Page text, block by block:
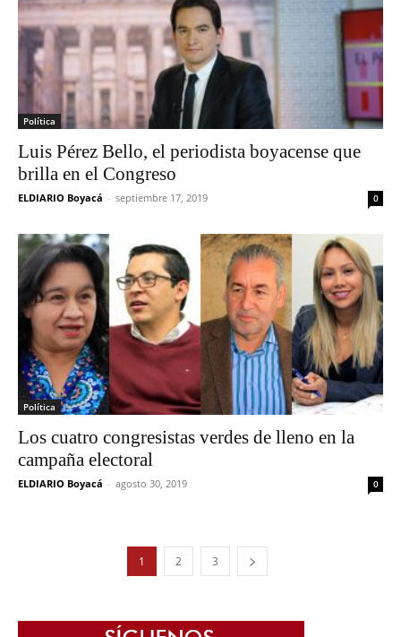
Política
Luis Pérez Bello, el periodista boyacense que
brilla en el Congreso
ELDIARIO Boyacá - septiembre 17, 2019 0
Política
Los cuatro congresistas verdes de lleno en la
campaña electoral
ELDIARIO Boyacá - agosto 30, 2019 0
1 2 3